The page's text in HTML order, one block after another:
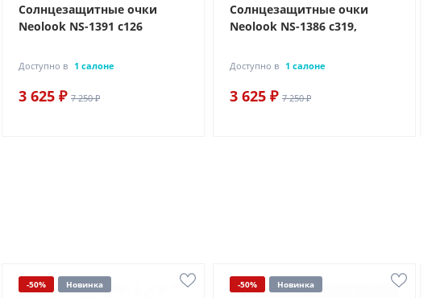
Солнцезащитные очки
Neolook NS-1391 с126
Доступно в 1 салоне
3 625 ₽ 7 250 ₽
Солнцезащитные очки
Neolook NS-1386 с319,
Доступно в 1 салоне
3 625 ₽ 7 250 ₽
-50% Новинка -50% Новинка